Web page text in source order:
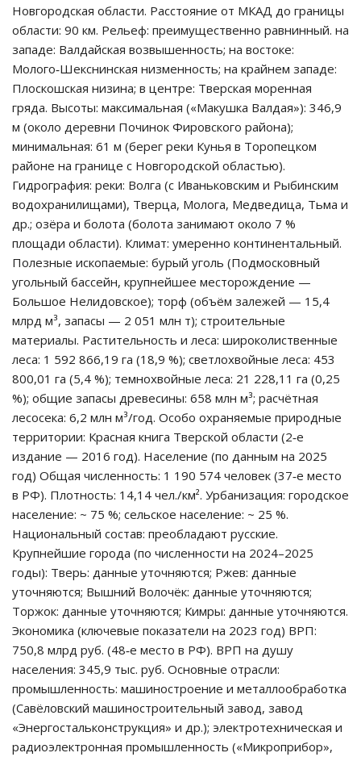
Новгородская области. Расстояние от МКАД до границы
области: 90 км. Рельеф: преимущественно равнинный. на
западе: Валдайская возвышенность; на востоке:
Молого‑Шекснинская низменность; на крайнем западе:
Плоскошская низина; в центре: Тверская моренная
гряда. Высоты: максимальная («Макушка Валдая»): 346,9
м (около деревни Починок Фировского района);
минимальная: 61 м (берег реки Кунья в Торопецком
районе на границе с Новгородской областью).
Гидрография: реки: Волга (с Иваньковским и Рыбинским
водохранилищами), Тверца, Молога, Медведица, Тьма и
др.; озёра и болота (болота занимают около 7 %
площади области). Климат: умеренно континентальный.
Полезные ископаемые: бурый уголь (Подмосковный
угольный бассейн, крупнейшее месторождение —
Большое Нелидовское); торф (объём залежей — 15,4
млрд м³, запасы — 2 051 млн т); строительные
материалы. Растительность и леса: широколиственные
леса: 1 592 866,19 га (18,9 %); светлохвойные леса: 453
800,01 га (5,4 %); темнохвойные леса: 21 228,11 га (0,25
%); общие запасы древесины: 658 млн м³; расчётная
лесосека: 6,2 млн м³/год. Особо охраняемые природные
территории: Красная книга Тверской области (2‑е
издание — 2016 год). Население (по данным на 2025
год) Общая численность: 1 190 574 человек (37‑е место
в РФ). Плотность: 14,14 чел./км². Урбанизация: городское
население: ~ 75 %; сельское население: ~ 25 %.
Национальный состав: преобладают русские.
Крупнейшие города (по численности на 2024–2025
годы): Тверь: данные уточняются; Ржев: данные
уточняются; Вышний Волочёк: данные уточняются;
Торжок: данные уточняются; Кимры: данные уточняются.
Экономика (ключевые показатели на 2023 год) ВРП:
750,8 млрд руб. (48‑е место в РФ). ВРП на душу
населения: 345,9 тыс. руб. Основные отрасли:
промышленность: машиностроение и металлообработка
(Савёловский машиностроительный завод, завод
«Энергостальконструкция» и др.); электротехническая и
радиоэлектронная промышленность («Микроприбор»,